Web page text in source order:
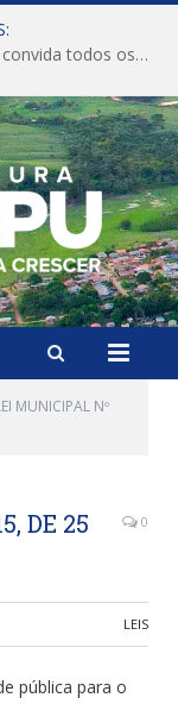
CONVITE A Prefeitura Municipal de Anapu convida todos os servidores públicos municipais para participarem da Audiência Pública de discussão da Lei de Diretrizes Orçamentárias (LDO), importante instrumento de planejamento das ações e investimentos da Administração Pública para o próximo exercício financeiro.
MUNICIPAL Nº
DE 25
0
LEIS
pública para o